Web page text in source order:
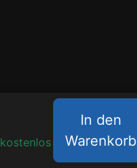
kostenlos
In den
Warenkorb